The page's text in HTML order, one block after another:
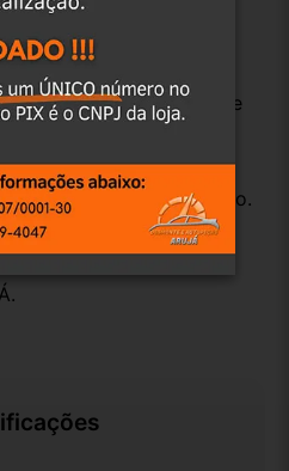
e foram testadas.
utilizar o campo de
por
uso indevido do produto.
um profissional